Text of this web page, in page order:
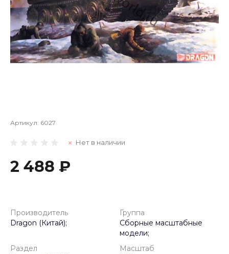
Артикул: 6027
Нет в наличии
2 488 ₽
Производитель
Dragon (Китай);
Группа
Сборные масштабные
модели;
Раздел
Масштаб